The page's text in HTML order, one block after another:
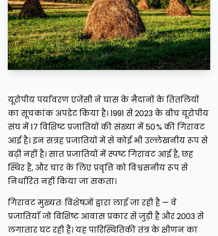
यूरोपीय पर्यावरण एजेंसी ने घास के मैदानों के तितलियों
का सूचकांक अपडेट किया है। 1991 से 2023 के बीच यूरोपीय
संघ में 17 विशिष्ट प्रजातियों की संख्या में 50 % की गिरावट
आई है। इन सत्रह प्रजातियों में से कोई भी उल्लेखनीय रूप से
बढ़ी नहीं है। सात प्रजातियों में स्पष्ट गिरावट आई है, छह
स्थिर हैं, और चार के लिए प्रवृत्ति को विश्वसनीय रूप से
निर्धारित नहीं किया जा सकता।
गिरावट मुख्यतः विशेषज्ञों द्वारा लाई जा रही है — वे
प्रजातियाँ जो विशिष्ट आवास प्रकार से जुड़ी हैं और 2003 से
लगातार घट रही हैं। यह पारिस्थितिकी तंत्र के क्षीणन का